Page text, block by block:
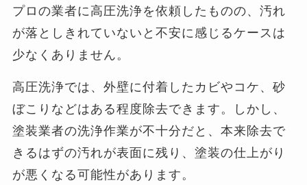
プロの業者に高圧洗浄を依頼したものの、汚れ
が落としきれていないと不安に感じるケースは
少なくありません。
高圧洗浄では、外壁に付着したカビやコケ、砂
ぼこりなどはある程度除去できます。しかし、
塗装業者の洗浄作業が不十分だと、本来除去で
きるはずの汚れが表面に残り、塗装の仕上がり
が悪くなる可能性があります。